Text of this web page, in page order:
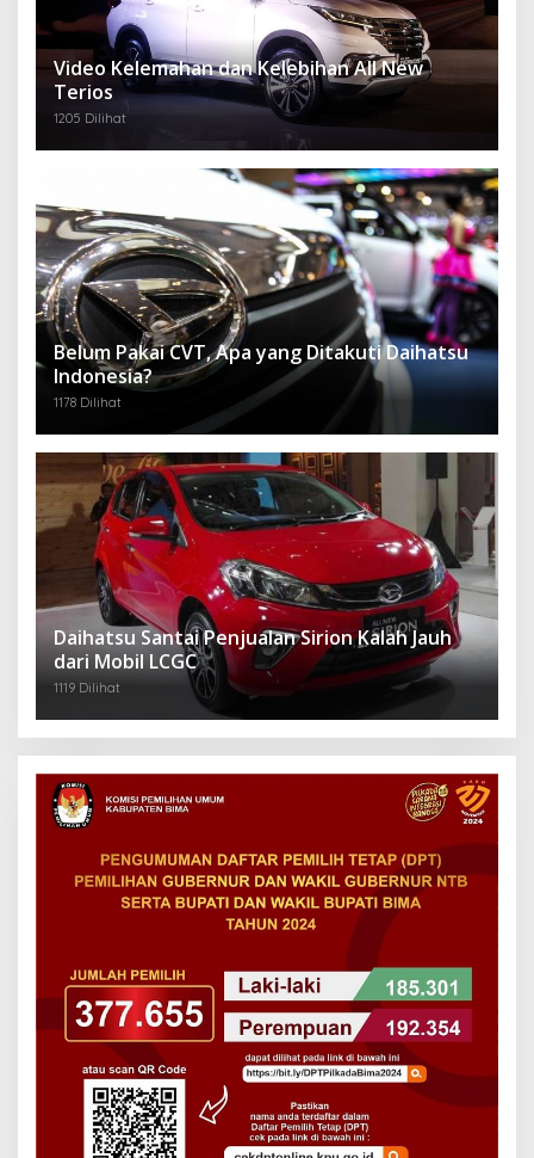
Video Kelemahan dan Kelebihan All New
Terios
1205 Dilihat
Belum Pakai CVT, Apa yang Ditakuti Daihatsu
Indonesia?
1178 Dilihat
Daihatsu Santai Penjualan Sirion Kalah Jauh
dari Mobil LCGC
1119 Dilihat